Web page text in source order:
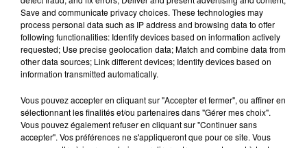
À LA UNE
7 août 2026
Gagnez vos pass pour le V and B Fest' 2026 !
11 juillet 2026
Save and communicate privacy choices. These technologies may
process personal data such as IP address and browsing data to offer
following functionalities: Identify devices based on information actively
requested; Use precise geolocation data; Match and combine data from
other data sources; Link different devices; Identify devices based on
information transmitted automatically.
Vous pouvez accepter en cliquant sur "Accepter et fermer", ou affiner en
sélectionnant les finalités et/ou partenaires dans "Gérer mes choix".
Vous pouvez également refuser en cliquant sur "Continuer sans
accepter". Vos préférences ne s'appliqueront que pour ce site. Vous